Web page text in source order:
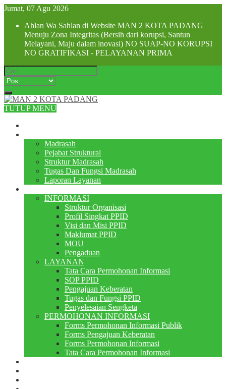
Jumat, 07 Agu 2026
Ahlan Wa Sahlan di Website MAN 2 KOTA PADANG
Menuju Zona Integritas (Bersih dari korupsi, Santun
Melayani, Maju dalam inovasi) NO SUAP-NO KORUPSI
NO GRATIFIKASI - PELAYANAN PRIMA
TUTUP MENU
Madrasah
Pejabat Struktural
Struktur Madrasah
Tugas Dan Fungsi Madrasah
Laporan Layanan
INFORMASI
Struktur Organisasi
Profil Singkat PPID
Visi dan Misi PPID
Maklumat PPID
MOU
Pengaduan
LAYANAN
Tata Cara Permohonan Informasi
SOP PPID
Pengajuan Keberatan
Tugas dan Fungsi PPID
Penyelesaian Sengketa
PERMOHONAN INFORMASI
Forms Permohonan Informasi Publik
Forms Pengajuan Keberatan
Forms Permohonan Informasi
Tata Cara Permohonan Informasi